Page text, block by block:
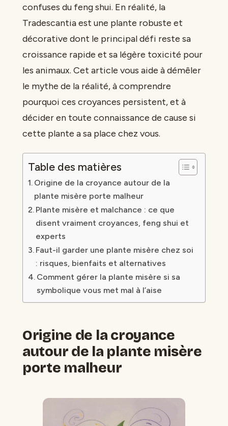
confuses du feng shui. En réalité, la
Tradescantia est une plante robuste et
décorative dont le principal défi reste sa
croissance rapide et sa légère toxicité pour
les animaux. Cet article vous aide à démêler
le mythe de la réalité, à comprendre
pourquoi ces croyances persistent, et à
décider en toute connaissance de cause si
cette plante a sa place chez vous.
Table des matières
Origine de la croyance autour de la
plante misère porte malheur
Plante misère et malchance : ce que
disent vraiment croyances, feng shui et
experts
Faut-il garder une plante misère chez soi
: risques, bienfaits et alternatives
Comment gérer la plante misère si sa
symbolique vous met mal à l’aise
Origine de la croyance
autour de la plante misère
porte malheur